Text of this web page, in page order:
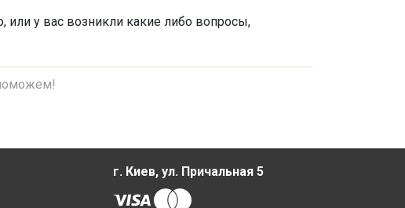
или у вас возникли какие либо вопросы,
г. Киев, ул. Причальная 5